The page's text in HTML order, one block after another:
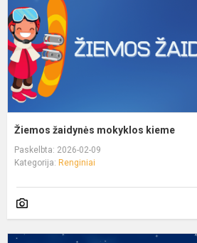
Žiemos žaidynės mokyklos kieme
Paskelbta: 2026-02-09
Kategorija: Renginiai